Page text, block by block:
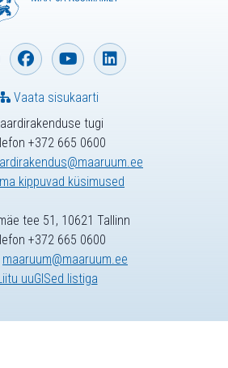
tugi
+372 665 0600
kippuvad küsimused
Vaata sisukaarti
tee 51, 10621 Tallinn
+372 665 0600
maaruum@maaruum.ee
uuGISed listiga